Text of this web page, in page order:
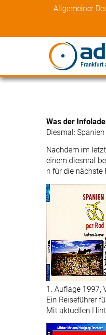
Allgemeiner
Was der
Diesmal: Spanien
Nachdem im
einem diesmal
n für die nächste
1. Auflage 1997,
Ein Reiseführer
Mit aktuellen